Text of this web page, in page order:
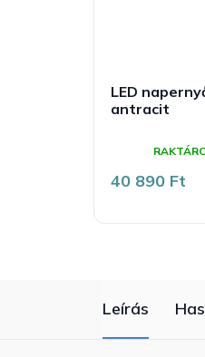
LED
antracit
termék
értékelése
5-
5,0
40 890 Ft
Leírás